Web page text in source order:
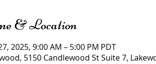
& Location
2025, 9:00 AM – 5:00 PM PDT
5150 Candlewood St Suite 7,